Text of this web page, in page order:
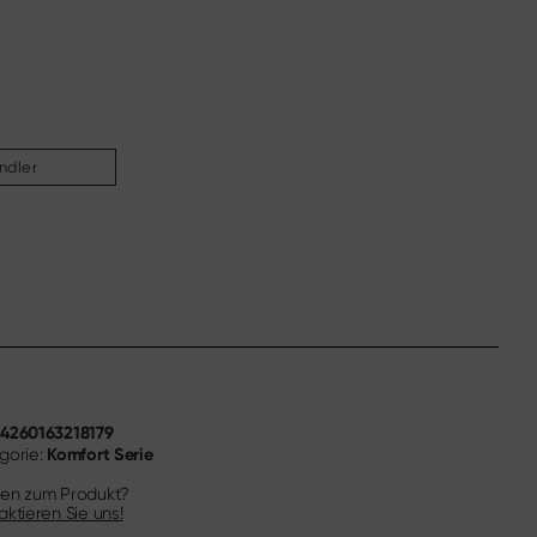
4260163218179
Komfort Serie
zum Produkt?
Sie uns!